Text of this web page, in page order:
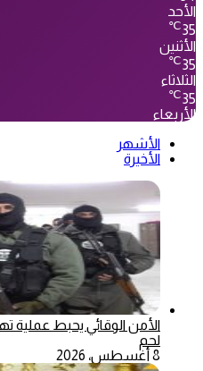
الأحد
35
℃
الأثنين
35
℃
الثلاثاء
35
℃
الأربعاء
الأشهر
الأخيرة
الأمن الوقائي يحبط
لحم
8 أغسطس، 2026